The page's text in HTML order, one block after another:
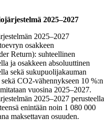
2025–2027
2025–2027
osakkeen
Return): suhteellinen
ja osakkeen absoluuttinen
sekä sukupuolijakauman
CO2-vähennykseen 10 %:n
vuosina 2025–2027.
2025–2027 perusteella
enintään noin 1 080 000
maksettavan osuuden.